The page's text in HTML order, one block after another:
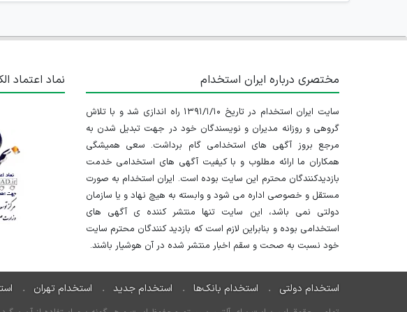
مختصری درباره ایران استخدام
سایت ایران استخدام در تاریخ ۱۳۹۱/۱/۱۰ راه اندازی شد و با تلاش
گروهی و روزانه مدیران و نویسندگان خود در جهت تبدیل شدن به
مرجع بروز آگهی های استخدامی گام برداشت. سعی همیشگی
همکاران ما ارائه مطلوب و با کیفیت آگهی های استخدامی خدمت
بازدیدکنندگان محترم این سایت بوده است. ایران استخدام به صورت
مستقل و خصوصی اداره می شود و وابسته به هیچ نهاد و یا سازمان
دولتی نمی باشد، این سایت تنها منتشر کننده ی آگهی های
استخدامی بوده و بنابراین لازم است که بازدید کنندگان محترم سایت
خود نسبت به صحت و سقم اخبار منتشر شده در آن هوشیار باشند.
نماد اعتماد
استخدام دولتی استخدام بانک‌ها استخدام جدید استخدام تهران